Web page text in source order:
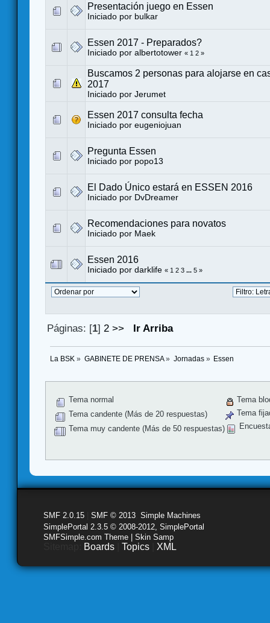
Presentación juego en Essen
Iniciado por bulkar
Essen 2017 - Preparados?
Iniciado por albertotower « 1 2 »
Buscamos 2 personas para alojarse en
2017
Iniciado por Jerumet
Essen 2017 consulta fecha
Iniciado por eugeniojuan
Pregunta Essen
Iniciado por popo13
El Dado Único estará en ESSEN 2016
Iniciado por DvDreamer
Recomendaciones para novatos
Iniciado por Maek
Essen 2016
Iniciado por darklife « 1 2 3 ... 5 »
Páginas: [1] 2 >> Ir Arriba
La BSK » GABINETE DE PRENSA» Jornadas» Essen
Tema normal
Tema candente (Más de 20 respuestas)
Tema muy candente (Más de 50 respuestas)
Tema
Tema
SMF 2.0.15 SMF © 2013 Simple Machines
SimplePortal 2.3.5 © 2008-2012, SimplePortal
SMFSimple.com Theme | Skin Samp
Boards Topics XML